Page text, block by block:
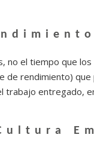
no el tiempo que
de rendimiento)
trabajo entregado,